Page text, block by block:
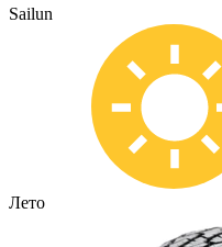
Sailun
Лето